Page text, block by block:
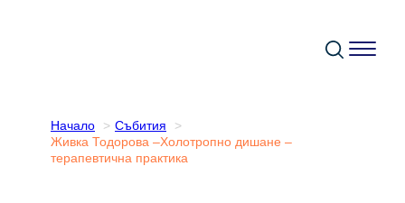
Начало
Събития
Живка Тодорова –Холотропно дишане –
терапевтична практика